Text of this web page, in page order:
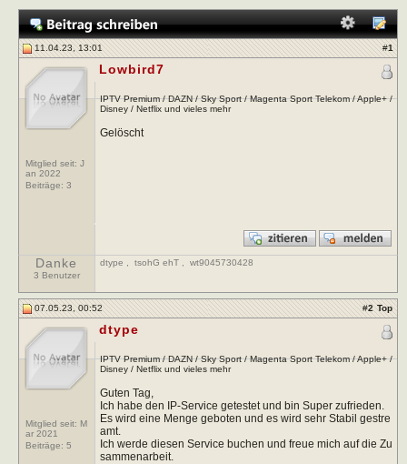
11.04.23, 13:01 #1
Mitglied seit: J
an 2022
Beiträge: 3
Lowbird7
IPTV Premium / DAZN / Sky Sport / Magenta Sport Telekom / Apple+ /
Disney / Netflix und vieles mehr
Gelöscht
Danke
3 Benutzer
dtype tsohG ehT wt9045730428
07.05.23, 00:52 #2 Top
Mitglied seit: M
ar 2021
Beiträge: 5
dtype
IPTV Premium / DAZN / Sky Sport / Magenta Sport Telekom / Apple+ /
Disney / Netflix und vieles mehr
Guten Tag,
Ich habe den IP-Service getestet und bin Super zufrieden.
Es wird eine Menge geboten und es wird sehr Stabil gestre
amt.
Ich werde diesen Service buchen und freue mich auf die Zu
sammenarbeit.